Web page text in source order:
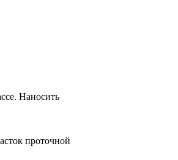
Наносить
проточной